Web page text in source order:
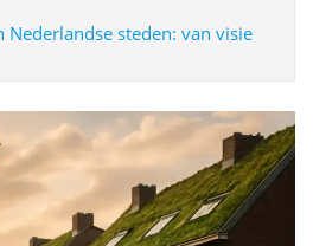
Nederlandse steden: van visie